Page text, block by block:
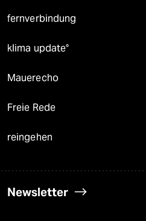
fernverbindung
klima update°
Mauerecho
Freie Rede
reingehen
Newsletter